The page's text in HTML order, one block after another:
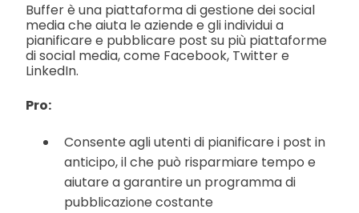
Buffer è una piattaforma di gestione dei social
media che aiuta le aziende e gli individui a
pianificare e pubblicare post su più piattaforme
di social media, come Facebook, Twitter e
LinkedIn.
Pro:
Consente agli utenti di pianificare i post in
anticipo, il che può risparmiare tempo e
aiutare a garantire un programma di
pubblicazione costante